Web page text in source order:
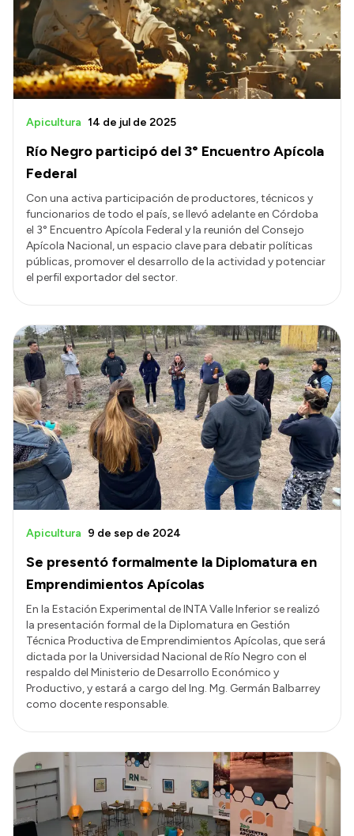
Río Negro participó del 3° Encuentro Apícola
Federal
Apicultura 14 de jul de 2025
Con una activa participación de productores, técnicos y
funcionarios de todo el país, se llevó adelante en Córdoba
el 3° Encuentro Apícola Federal y la reunión del Consejo
Apícola Nacional, un espacio clave para debatir políticas
públicas, promover el desarrollo de la actividad y potenciar
el perfil exportador del sector.
Se presentó formalmente la Diplomatura en
Emprendimientos Apícolas
Apicultura 9 de sep de 2024
En la Estación Experimental de INTA Valle Inferior se realizó
la presentación formal de la Diplomatura en Gestión
Técnica Productiva de Emprendimientos Apícolas, que será
dictada por la Universidad Nacional de Río Negro con el
respaldo del Ministerio de Desarrollo Económico y
Productivo, y estará a cargo del Ing. Mg. Germán Balbarrey
como docente responsable.